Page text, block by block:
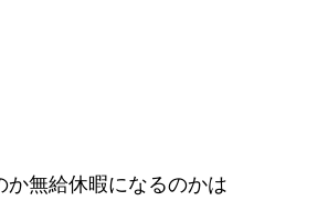
か無給休暇になるのかは